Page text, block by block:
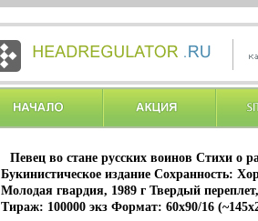
Певец во стане русских воинов Стихи о
Букинистическое издание Сохранность:
Молодая гвардия, 1989 г Твердый
Тираж: 100000 экз Формат: 60x90/16